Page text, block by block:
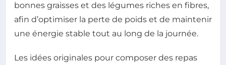
bonnes graisses et des légumes riches en fibres,
afin d’optimiser la perte de poids et de maintenir
une énergie stable tout au long de la journée.
Les idées originales pour composer des repas